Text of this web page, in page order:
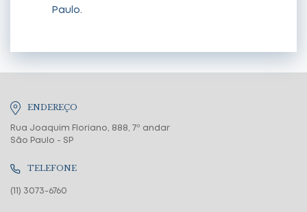
Paulo.
ENDEREÇO
Rua Joaquim Floriano, 888, 7º andar
São Paulo - SP
TELEFONE
(11) 3073-6760